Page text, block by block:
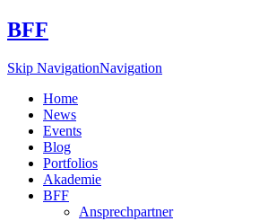
BFF
Skip NavigationNavigation
Home
News
Events
Blog
Portfolios
Akademie
BFF
Ansprechpartner